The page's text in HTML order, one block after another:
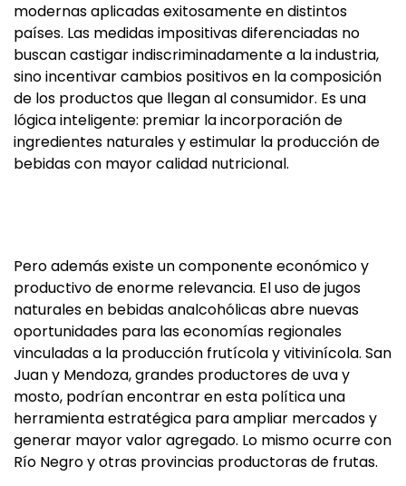
modernas aplicadas exitosamente en distintos
países. Las medidas impositivas diferenciadas no
buscan castigar indiscriminadamente a la industria,
sino incentivar cambios positivos en la composición
de los productos que llegan al consumidor. Es una
lógica inteligente: premiar la incorporación de
ingredientes naturales y estimular la producción de
bebidas con mayor calidad nutricional.
Pero además existe un componente económico y
productivo de enorme relevancia. El uso de jugos
naturales en bebidas analcohólicas abre nuevas
oportunidades para las economías regionales
vinculadas a la producción frutícola y vitivinícola. San
Juan y Mendoza, grandes productores de uva y
mosto, podrían encontrar en esta política una
herramienta estratégica para ampliar mercados y
generar mayor valor agregado. Lo mismo ocurre con
Río Negro y otras provincias productoras de frutas.